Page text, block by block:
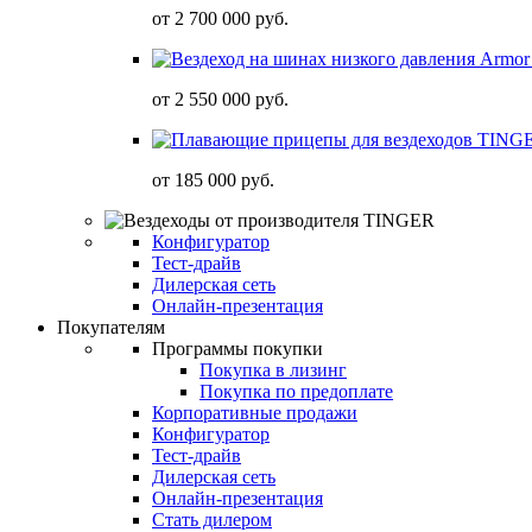
от 2 700 000 руб.
от 2 550 000 руб.
от 185 000 руб.
Конфигуратор
Тест-драйв
Дилерская сеть
Онлайн-презентация
Покупателям
Программы покупки
Покупка в лизинг
Покупка по предоплате
Корпоративные продажи
Конфигуратор
Тест-драйв
Дилерская сеть
Онлайн-презентация
Стать дилером